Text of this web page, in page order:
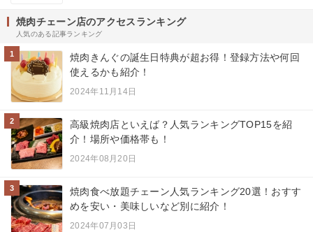
焼肉チェーン店のアクセスランキング
人気のある記事ランキング
1
焼肉きんぐの誕生日特典が超お得！登録方法や何回
使えるかも紹介！
2024年11月14日
2
高級焼肉店といえば？人気ランキングTOP15を紹
介！場所や価格帯も！
2024年08月20日
3
焼肉食べ放題チェーン人気ランキング20選！おすす
めを安い・美味しいなど別に紹介！
2024年07月03日